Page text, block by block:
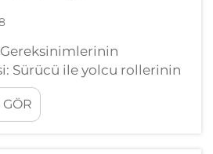
Sürücü ile yolcu rollerinin
ve çevresel faktörler
garaj erişimi). Bir
sürüş yapacağı mı yoksa